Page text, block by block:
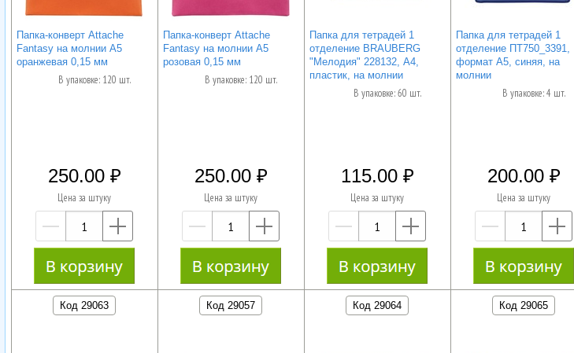
Папка-конверт Attache
Fantasy на молнии А5
оранжевая 0,15 мм
В упаковке: 120 шт.
250.00
Цена за штуку
—
Папка-конверт Attache
Fantasy на молнии А5
розовая 0,15 мм
В упаковке: 120 шт.
250.00
Цена за штуку
—
Папка для тетрадей 1
отделение BRAUBERG
"Мелодия" 228132, А4,
пластик, на молнии
В упаковке: 60 шт.
115.00
Цена за штуку
—
Папка для тетрадей 1
отделение ПТ750_3391,
формат А5, синяя, на
молнии
В упаковке: 4 шт.
200.00
Цена за штуку
—
Код 29063 Код 29057 Код 29064 Код 29065